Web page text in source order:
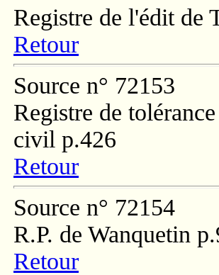
Registre de l'édit de
Retour
Source n° 72153
Registre de
civil p.426
Retour
Source n° 72154
R.P. de Wanquetin
Retour